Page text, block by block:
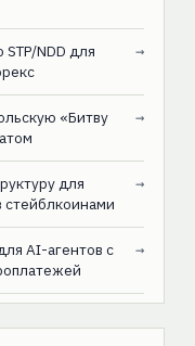
NDD для
→
«Битву
→
для
→
AI-агентов с
→